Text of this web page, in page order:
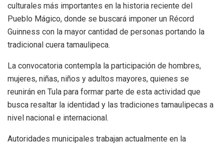
culturales más importantes en la historia reciente del
Pueblo Mágico, donde se buscará imponer un Récord
Guinness con la mayor cantidad de personas portando la
tradicional cuera tamaulipeca.
La convocatoria contempla la participación de hombres,
mujeres, niñas, niños y adultos mayores, quienes se
reunirán en Tula para formar parte de esta actividad que
busca resaltar la identidad y las tradiciones tamaulipecas a
nivel nacional e internacional.
Autoridades municipales trabajan actualmente en la